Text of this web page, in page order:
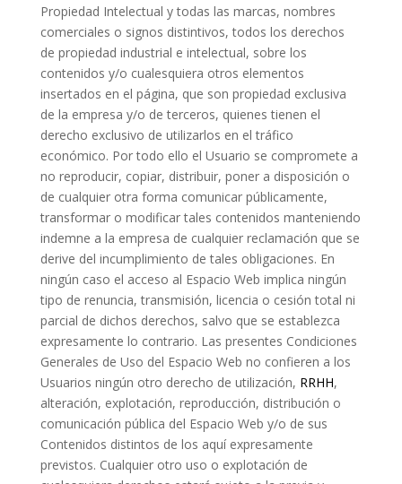
Propiedad Intelectual y todas las marcas, nombres
comerciales o signos distintivos, todos los derechos
de propiedad industrial e intelectual, sobre los
contenidos y/o cualesquiera otros elementos
insertados en el página, que son propiedad exclusiva
de la empresa y/o de terceros, quienes tienen el
derecho exclusivo de utilizarlos en el tráfico
económico. Por todo ello el Usuario se compromete a
no reproducir, copiar, distribuir, poner a disposición o
de cualquier otra forma comunicar públicamente,
transformar o modificar tales contenidos manteniendo
indemne a la empresa de cualquier reclamación que se
derive del incumplimiento de tales obligaciones. En
ningún caso el acceso al Espacio Web implica ningún
tipo de renuncia, transmisión, licencia o cesión total ni
parcial de dichos derechos, salvo que se establezca
expresamente lo contrario. Las presentes Condiciones
Generales de Uso del Espacio Web no confieren a los
Usuarios ningún otro derecho de utilización, RRHH,
alteración, explotación, reproducción, distribución o
comunicación pública del Espacio Web y/o de sus
Contenidos distintos de los aquí expresamente
previstos. Cualquier otro uso o explotación de